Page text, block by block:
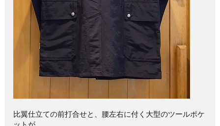
比翼仕立ての前打合せと、腰左右に付く大型のツールポケ
ットが